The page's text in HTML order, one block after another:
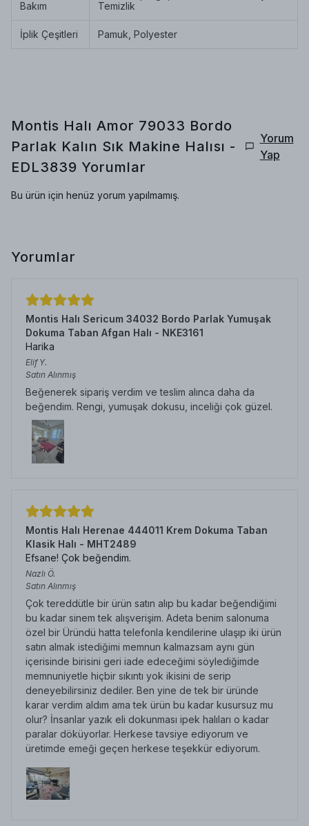
Bakım
Temizlik
İplik Çeşitleri Pamuk, Polyester
Montis Halı Amor 79033 Bordo
Parlak Kalın Sık Makine Halısı -
EDL3839 Yorumlar
Yorum
Yap
Bu ürün için henüz yorum yapılmamış.
Yorumlar
Montis Halı Sericum 34032 Bordo Parlak Yumuşak
Dokuma Taban Afgan Halı - NKE3161
Harika
Elif Y.
Satın Alınmış
Beğenerek sipariş verdim ve teslim alınca daha da
beğendim. Rengi, yumuşak dokusu, inceliği çok güzel.
Montis Halı Herenae 444011 Krem Dokuma Taban
Klasik Halı - MHT2489
Efsane! Çok beğendim.
Nazlı Ö.
Satın Alınmış
Çok tereddütle bir ürün satın alıp bu kadar beğendiğimi
bu kadar sinem tek alışverişim. Adeta benim salonuma
özel bir Üründü hatta telefonla kendilerine ulaşıp iki ürün
satın almak istediğimi memnun kalmazsam aynı gün
içerisinde birisini geri iade edeceğimi söylediğimde
memnuniyetle hiçbir sıkıntı yok ikisini de serip
deneyebilirsiniz dediler. Ben yine de tek bir üründe
karar verdim aldım ama tek ürün bu kadar kusursuz mu
olur? İnsanlar yazık eli dokunması ipek halıları o kadar
paralar döküyorlar. Herkese tavsiye ediyorum ve
üretimde emeği geçen herkese teşekkür ediyorum.